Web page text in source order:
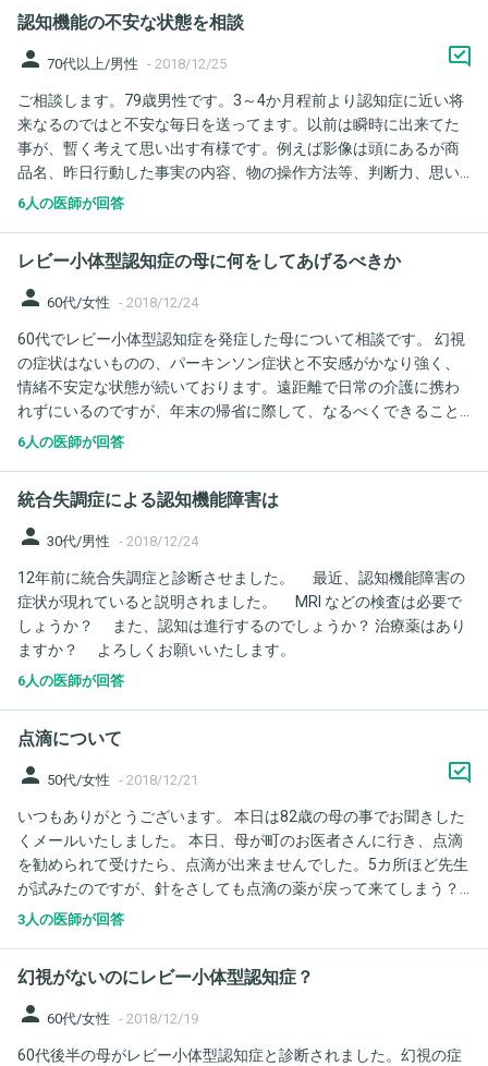
認知機能の不安な状態を相談
person 70代以上/男性 - 2018/12/25
ご相談します。79歳男性です。3～4か月程前より認知症に近い将
来なるのではと不安な毎日を送ってます。以前は瞬時に出来てた
事が、暫く考えて思い出す有様です。例えば影像は頭にあるが商
品名、昨日行動した事実の内容、物の操作方法等、判断力、思い
出しますが、平均1～2分掛かります。11月末に認知症のテストを
身認知症を患ってると思ってないし、脳の薬を服用するのは副作
用等を考え余り気が進まず服用してません。テストの結果は30点
当にそうでしょうか？教えて戴けたらと思います。又薬は服用す
べきですか？それと私今年4月末に転倒し前頭部を道路で打ち付け
たのですが、その時は頭部ＣＴ撮影を当日と3日後と2度撮り異常
なしでした。今頃に認知機能に影響でもあるのでしょうか？高齢
者なので現在の状況が誰でもなる状態ではないだろうか？と勝手
6人の医師が回答
レビー小体型認知症の母に何をしてあげるべきか
person 60代/女性 - 2018/12/24
60代でレビー小体型認知症を発症した母について相談です。 幻視
の症状はないものの、パーキンソン症状と不安感がかなり強く、
情緒不安定な状態が続いております。遠距離で日常の介護に携わ
れずにいるのですが、年末の帰省に際して、なるべくできること
をしてあげられればと思っております。3点質問させてください。
ります。レビーで情緒不安定なときは環境を変えると悪化するな
どの懸念はありますでしょうか？ 2. ヘアカット（長年の髪型の変
すが、パーキンソン症状から手入れもままならない状態です（今
でも毎晩欠かさずに自分で手入れしようとしています。全くうま
くできていませんが…）。帰省中に訪問カットなどを依頼して短く
整えてあげたいのですが、長年の髪型、現在も自分では手入れし
ようとしている髪型を変えるように薦めることは避けるべきでし
りましたら、アドバイスをいただけましたら幸いです。最近にな
って大分認知に混乱が見られるようですので（遠くに住んでいる
ない範囲でよい時間を過ごす方法に悩んでおります。 よろしくお
願いいたします。
6人の医師が回答
統合失調症による認知機能障害は
person 30代/男性 - 2018/12/24
12年前に統合失調症と診断させました。 最近、認知機能障害の
症状が現れていると説明されました。 MRI などの検査は必要で
しょうか？ また、認知は進行するのでしょうか？ 治療薬はあり
ますか？ よろしくお願いいたします。
6人の医師が回答
点滴について
person 50代/女性 - 2018/12/21
いつもありがとうございます。 本日は82歳の母の事でお聞きした
くメールいたしました。 本日、母が町のお医者さんに行き、点滴
を勧められて受けたら、点滴が出来ませんでした。5カ所ほど先生
が試みたのですが、針をさしても点滴の薬が戻って来てしまう？
との事でした。もちろん今までもその医院で点滴はしていただい
に母と行く予定ですが、その事をお話ししたら、先生からは「よ
く水分を取って、食べてれば大丈夫だと思う」と言われました
と脱水症状で血管の状態が良くなく、点滴が出来ないと聞くと驚
3人の医師が回答
幻視がないのにレビー小体型認知症？
person 60代/女性 - 2018/12/19
60代後半の母がレビー小体型認知症と診断されました。幻視の症